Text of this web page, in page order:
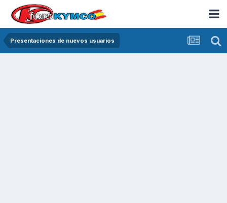
Presentaciones de nuevos usuarios